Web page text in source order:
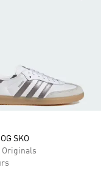
SKO
Originals